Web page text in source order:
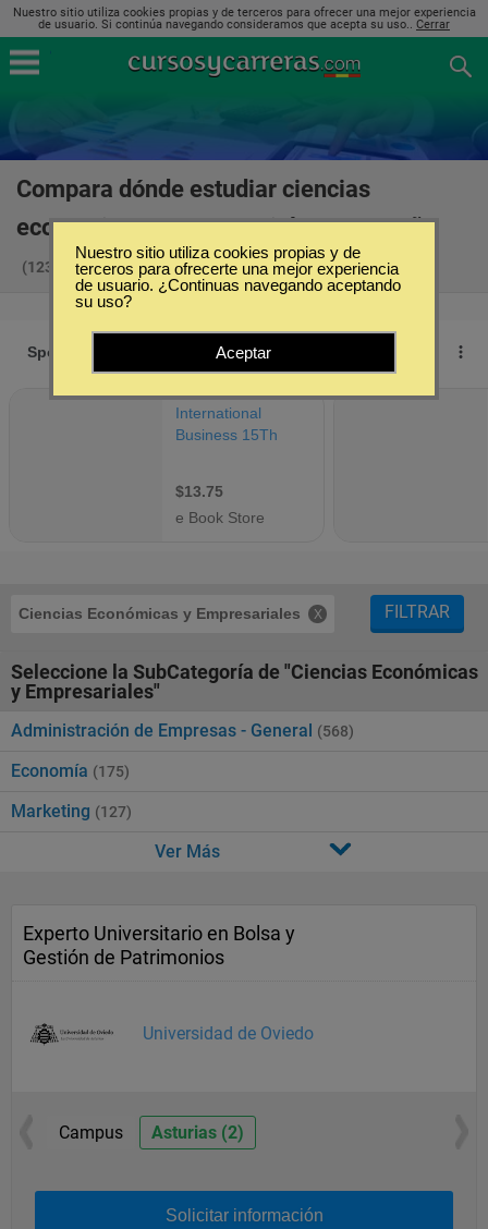
Nuestro sitio utiliza cookies propias y de terceros para ofrecer una mejor experiencia
de usuario. Si continúa navegando consideramos que acepta su uso.. Cerrar
Compara dónde estudiar ciencias
económicas y empresariales en España
(1232)
Ciencias Económicas y Empresariales FILTRAR
Seleccione la SubCategoría de "Ciencias Económicas
y Empresariales"
Administración de Empresas - General (568)
Economía (175)
Marketing (127)
Ver Más
Experto Universitario en Bolsa y
Gestión de Patrimonios
Universidad de Oviedo
Campus Asturias (2)
Solicitar información
Nuestro sitio utiliza cookies propias y de
terceros para ofrecerte una mejor experiencia
de usuario. ¿Continuas navegando aceptando
su uso?
Aceptar